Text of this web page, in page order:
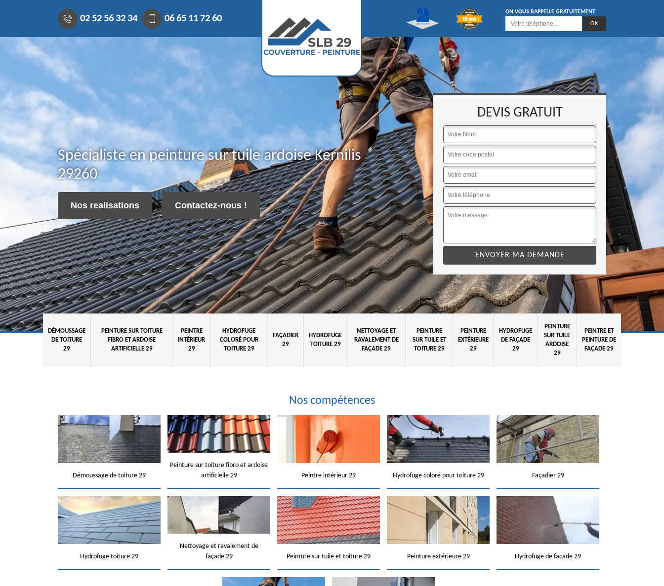
02 52 56 32 34 06 65 11 72 60
ON VOUS RAPPELLE GRATUITEMENT
Spécialiste en peinture sur tuile ardoise Kernilis
29260
Nos realisations Contactez-nous !
DEVIS GRATUIT
DÉMOUSSAGE
DE TOITURE
29
PEINTURE SUR TOITURE
FIBRO ET ARDOISE
ARTIFICIELLE 29
PEINTRE
INTÉRIEUR
29
HYDROFUGE
COLORÉ POUR
TOITURE 29
FAÇADIER
29
HYDROFUGE
TOITURE 29
NETTOYAGE ET
RAVALEMENT DE
FAÇADE 29
PEINTURE
SUR TUILE ET
TOITURE 29
PEINTURE
EXTÉRIEURE
29
HYDROFUGE
DE FAÇADE
29
PEINTURE
SUR TUILE
ARDOISE
29
PEINTRE ET
PEINTURE DE
FAÇADE 29
Nos compétences
Démoussage de toiture 29
Peinture sur toiture fibro et ardoise
artificielle 29
Peintre intérieur 29 Hydrofuge coloré pour toiture 29 Façadier 29
Hydrofuge toiture 29
Nettoyage et ravalement de
façade 29
Peinture sur tuile et toiture 29 Peinture extérieure 29 Hydrofuge de façade 29